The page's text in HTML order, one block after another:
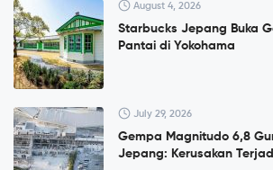
August 4, 2026
Starbucks Jepang Buka
Pantai di Yokohama
July 29, 2026
Gempa Magnitudo 6,8
Jepang: Kerusakan